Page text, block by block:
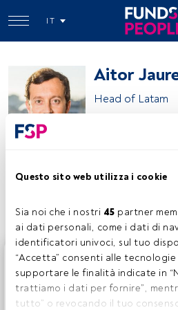
Questo sito web utilizza i cookie
Sia noi che i nostri 45 partner
ai dati personali, come i dati di
identificatori univoci, sul tuo
“Accetta” consenti alle
supportare le finalità indicate in
trattiamo i dati per fornire”,
tutto” o revocando il tuo
IT
Aitor
Head of Latam
Condividi:
Questo è un articolo riservato agli
sei già registrato, accedi tramite il
hai ancora un account, ti
tutti i contenuti che FundsPeople